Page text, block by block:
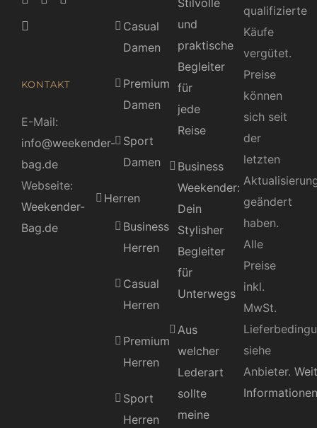
KONTAKT
E-Mail:
info@weekender-
bag.de
Webseite:
Weekender-
Bag.de
Casual
Damen
Premium
Damen
Sport
Damen
Herren
Business
Herren
Casual
Herren
Premium
Herren
Sport
Herren
Stilvolle
und
praktische
Begleiter
für
jede
Reise
Business
Weekender:
Dein
Stylisher
Begleiter
für
Unterwegs
Aus
welcher
Lederart
sollte
meine
qualifizierte
Käufe
vergütet.
Preise
können
sich seit
der
letzten
geändert
haben.
Alle
Preise
inkl.
MwSt.
siehe
Anbieter.
Informationen